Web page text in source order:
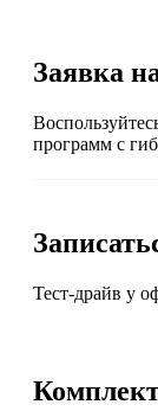
Заявка
программ с
Тест-драйв у